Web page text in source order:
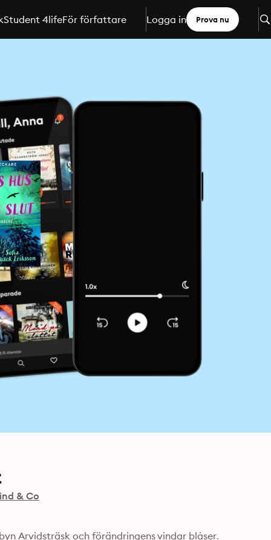
Student 4lifeFör författare Logga in Prova nu
& Co
Arvidsträsk och förändringens vindar blåser.